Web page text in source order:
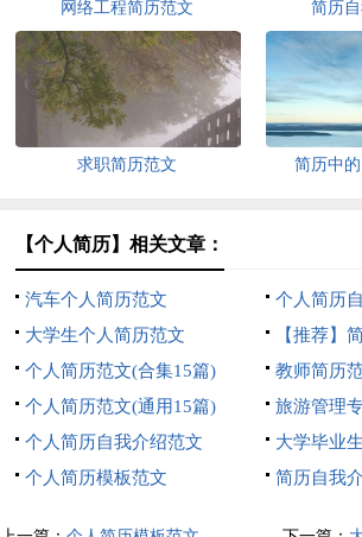
网络工程简历范文 简历
求职简历范文 简历中
【个人简历】相关文章：
汽车个人简历范文
个人简历
篇)
大学生个人简历范文
【推荐】
合4篇
个人简历范文(合集15篇)
教师简历
个人简历范文(通用15篇)
旅游管理
个人简历自我介绍范文
大学毕业
个人简历模板范文
简历自我